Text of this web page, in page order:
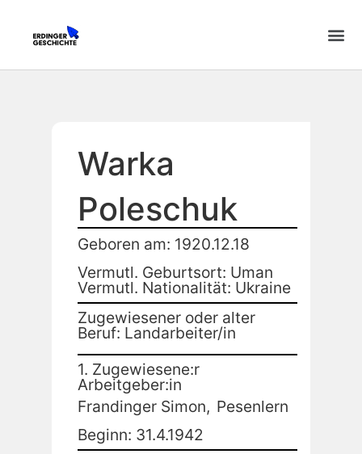
Warka
Poleschuk
Geboren am: 1920.12.18
Vermutl. Geburtsort: Uman
Vermutl. Nationalität: Ukraine
Zugewiesener oder alter
Beruf: Landarbeiter/in
1. Zugewiesene:r
Arbeitgeber:in
Frandinger Simon, Pesenlern
Beginn: 31.4.1942